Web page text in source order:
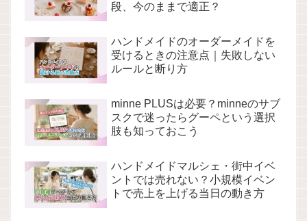
段、今のままで適正？
ハンドメイドのオーダーメイドを
受けるときの注意点｜失敗しない
ルールと断り方
minne PLUSは必要？minneのサブ
スクで迷ったらグーペという選択
肢も知っておこう
ハンドメイドマルシェ・街中イベ
ントでは売れない？小規模イベン
トで売上を上げる当日の動き方